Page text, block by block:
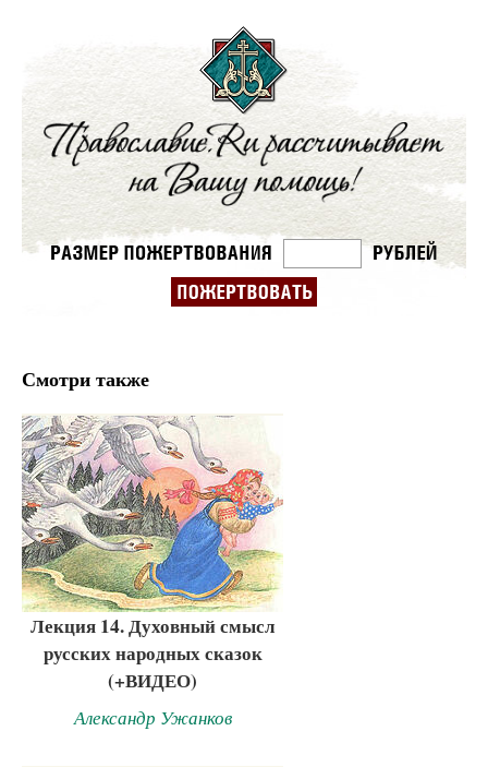
Смотри также
Лекция 14. Духовный смысл
русских народных сказок
(+ВИДЕО)
Александр Ужанков